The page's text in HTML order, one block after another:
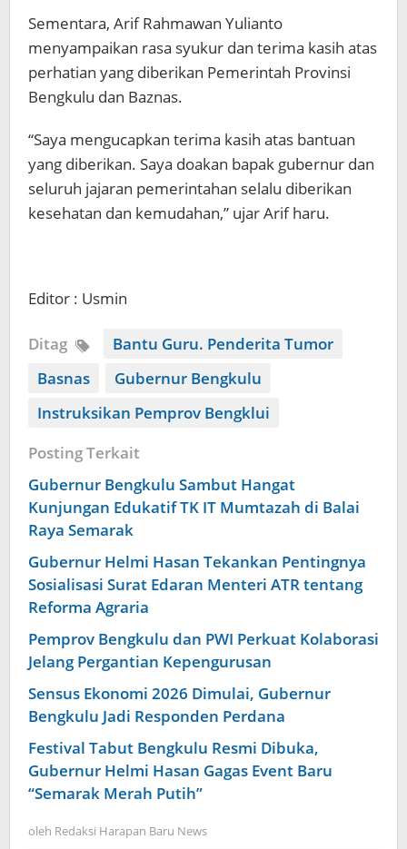
Sementara, Arif Rahmawan Yulianto
menyampaikan rasa syukur dan terima kasih atas
perhatian yang diberikan Pemerintah Provinsi
Bengkulu dan Baznas.
“Saya mengucapkan terima kasih atas bantuan
yang diberikan. Saya doakan bapak gubernur dan
seluruh jajaran pemerintahan selalu diberikan
kesehatan dan kemudahan,” ujar Arif haru.
Editor : Usmin
Ditag
Bantu Guru. Penderita Tumor
Basnas
Gubernur Bengkulu
Instruksikan Pemprov Bengklui
Posting Terkait
Gubernur Bengkulu Sambut Hangat
Kunjungan Edukatif TK IT Mumtazah di Balai
Raya Semarak
Gubernur Helmi Hasan Tekankan Pentingnya
Sosialisasi Surat Edaran Menteri ATR tentang
Reforma Agraria
Pemprov Bengkulu dan PWI Perkuat Kolaborasi
Jelang Pergantian Kepengurusan
Sensus Ekonomi 2026 Dimulai, Gubernur
Bengkulu Jadi Responden Perdana
Festival Tabut Bengkulu Resmi Dibuka,
Gubernur Helmi Hasan Gagas Event Baru
“Semarak Merah Putih”
oleh Redaksi Harapan Baru News